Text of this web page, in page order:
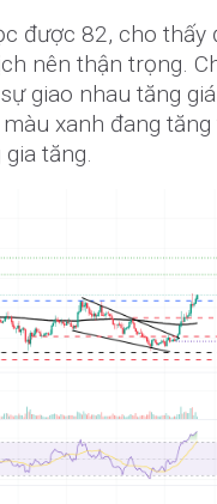
được 82, cho thấy
nên thận trọng.
giao nhau tăng
xanh đang
tăng.